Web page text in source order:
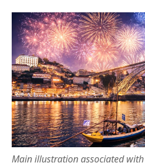
Main illustration associated